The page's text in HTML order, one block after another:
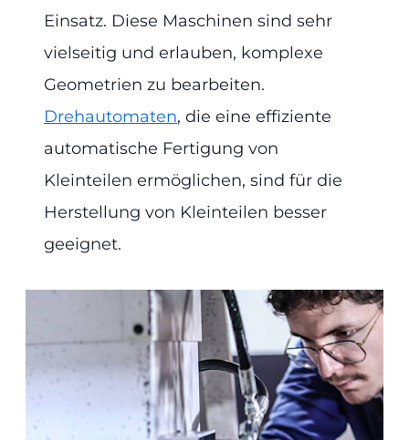
Einsatz. Diese Maschinen sind sehr
vielseitig und erlauben, komplexe
Geometrien zu bearbeiten.
Drehautomaten, die eine effiziente
automatische Fertigung von
Kleinteilen ermöglichen, sind für die
Herstellung von Kleinteilen besser
geeignet.